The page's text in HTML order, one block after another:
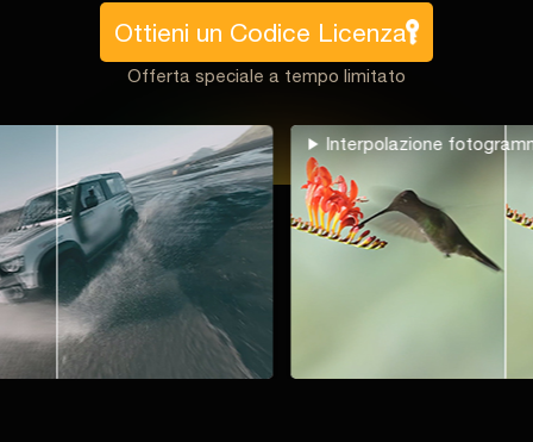
Ottieni un Codice Licenza
Offerta speciale a tempo limitato
Restauro video